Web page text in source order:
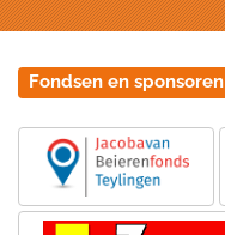
Fondsen en sponsoren